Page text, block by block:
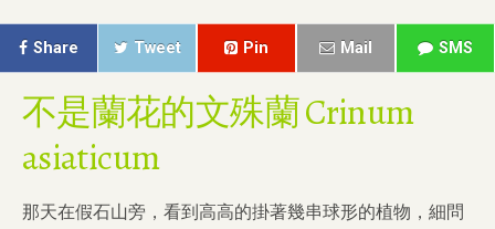
Share Tweet Pin Mail SMS
不是蘭花的文殊蘭 Crinum
asiaticum
那天在假石山旁，看到高高的掛著幾串球形的植物，細問